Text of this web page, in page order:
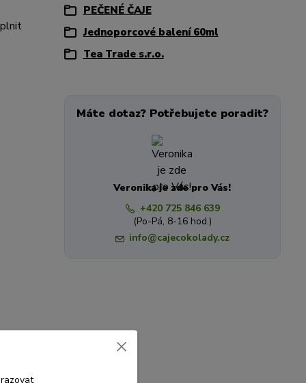
PEČENÉ ČAJE
Jednoporcové balení 60ml
Tea Trade s.r.o.
Máte dotaz? Potřebujete poradit?
Veronika je zde pro Vás!
+420 725 846 639
(Po-Pá, 8-16 hod.)
info@cajecokolady.cz